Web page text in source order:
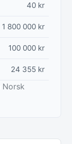
40 kr
1 800 000 kr
100 000 kr
24 355 kr
Norsk